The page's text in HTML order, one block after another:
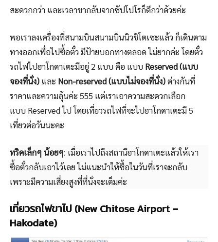
สะดวกกว่า และเวลาขากลับจากซัปโปโรก็ดีกว่าด้วยค่ะ
พอเราลงเครื่องที่สนามบินสนามบินนิวชิโตเซะแล้ว ก็เดินตาม
ทางออกเพื่อไปซื้อตั๋ว มีป้ายบอกทางตลอด ไม่ยากค่ะ โดยตั๋ว
รถไฟไปฮาโกดาเตะมีอยู่ 2 แบบ คือ แบบ Reserved (แบบ
จองที่นั่ง) และ Non-reserved (แบบไม่จองที่นั่ง)ต่างกันที่
ราคาและความลุ้นค่ะ 555 แต่เราเอาความสะดวกเลือก
แบบ Reserved ไป โดยเที่ยวรถไฟที่จะไปฮาโกดาเตะมี 5
เที่ยวต่อวันนะคะ
ทริคเล็กๆ น้อยๆ: เมื่อเราไปถึงสถานีฮาโกดาเตะแล้วให้เรา
ซื้อตั๋วกลับเอาไว้เลย ไม่แนะนำให้ซื้อในวันที่เราจะกลับ
เพราะมีความเสี่ยงสูงที่ที่นั่งจะเต็มค่ะ
เที่ยวรถไฟขาไป (New Chitose Airport –
Hakodate)